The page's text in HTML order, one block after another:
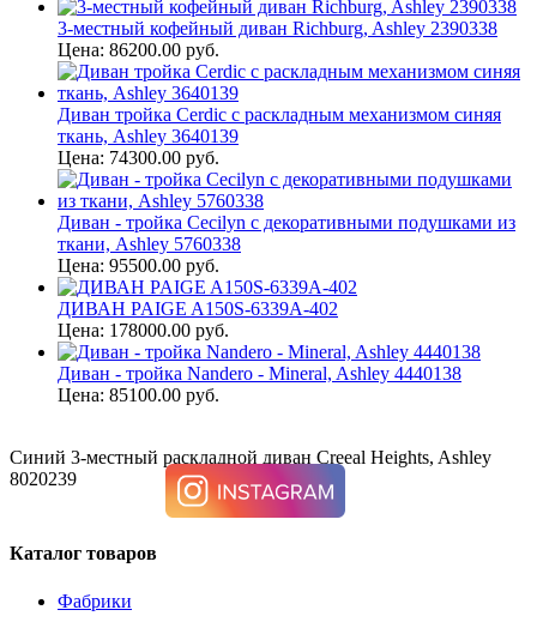
3-местный кофейный диван Richburg, Ashley 2390338
Цена: 86200.00 руб.
Диван тройка Cerdic с раскладным механизмом синяя
ткань, Ashley 3640139
Цена: 74300.00 руб.
Диван - тройка Cecilyn с декоративными подушками из
ткани, Ashley 5760338
Цена: 95500.00 руб.
ДИВАН PAIGE A150S-6339A-402
Цена: 178000.00 руб.
Диван - тройка Nandero - Mineral, Ashley 4440138
Цена: 85100.00 руб.
Синий 3-местный раскладной диван Creeal Heights, Ashley
8020239
Каталог товаров
Фабрики